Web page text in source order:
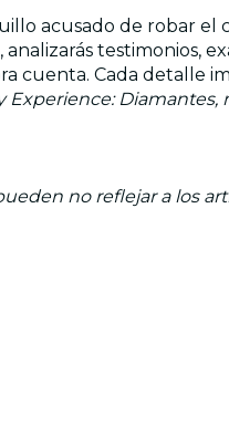
acusado de robar el
testimonios,
cuenta. Cada detalle
Experience:
no reflejar a los